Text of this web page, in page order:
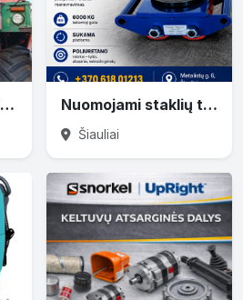
Javų kombainas Dronningborg Nuomojami staklių transportavimo ratukai 6T–36T
Šiauliai